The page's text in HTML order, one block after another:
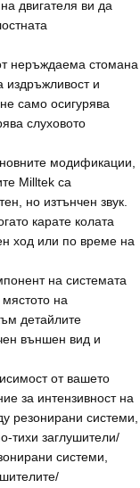
двигателя ви да
неръждаема стомана
издръжливост и
само осигурява
слуховото
модификации,
Milltek са
но изтънчен звук.
карате колата
ход или по време на
на системата
на
детайлите
външен вид и
от вашето
за интензивност на
резонирани системи,
тихи заглушители/
системи,